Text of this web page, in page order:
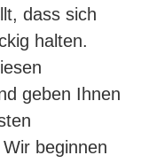
dass sich
halten.
geben Ihnen
beginnen